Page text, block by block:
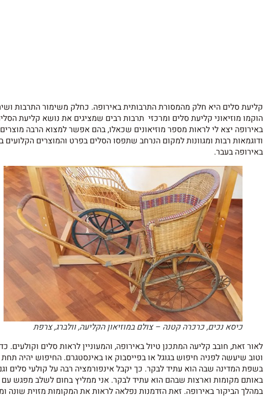
קליעת סלים היא חלק מהמסורת התרבותית באירופה. כחלק משימור התרבות
הוקמו מוזיאוני קליעת סלים ומרכזי תרבות רבים שמציגים את נושא קליעת
באירופה יצא לי לראות מספר מוזיאונים שכאלו, בהם אפשר למצוא הרבה מוצרים
ודוגמאות רבות ומגוונות למקום הנרחב שתפסו הסלים בפרט והמוצרים
באירופה בעבר.
כיסא נכים, כרכרה קטנה – צולם במוזיאון הקליעה, וולברג, צרפת
לאור זאת, חובב קליעה המתכנן טיול באירופה, והמעוניין לראות סלים
וטוב שיעשה לפניה חיפוש בגוגל או בפייסבוק או באינסטגרם. החיפוש יהיה
בשפת המדינה שבה הוא עתיד לבקר. כך יקבל אינפורמציה רבה על קולעי סלים וגם
באותם מקומות וארצות שבהם הוא עתיד לבקר. אני ממליץ בחום לשלב מפגש
במהלך הביקור באירופה. זאת הזדמנות נפלאה לראות את המקומות מזוית שונה